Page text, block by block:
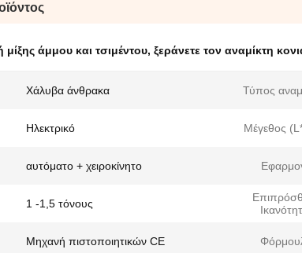
μίξης άμμου και τσιμέντου, ξεράνετε τον αναμίκτη
Χάλυβα άνθρακα Τύπος
Ηλεκτρικό Μέγεθος
αυτόματο + χειροκίνητο
1 -1,5 τόνους
Μηχανή πιστοποιητικών CE